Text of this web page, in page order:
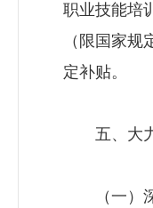
职业技能培
（限国家
定补贴。
五、大力
（一）深